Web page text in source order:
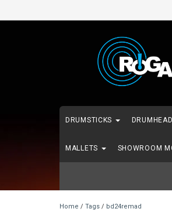
DRUMSTICKS
MALLETS SHOWROOM
Home / Tags / bd24remad